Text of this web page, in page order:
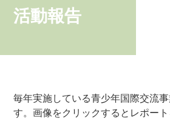
活動報告
毎年実施している青少年国際交流
す。画像をクリックするとレポート